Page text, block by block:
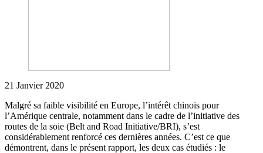
21 Janvier 2020
Malgré sa faible visibilité en Europe, l’intérêt chinois pour
l’Amérique centrale, notamment dans le cadre de l’initiative des
routes de la soie (Belt and Road Initiative/BRI), s’est
considérablement renforcé ces dernières années. C’est ce que
démontrent, dans le présent rapport, les deux cas étudiés : le